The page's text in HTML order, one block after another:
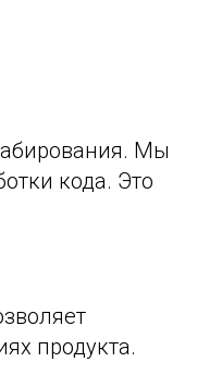
Мы
кода. Это
продукта.